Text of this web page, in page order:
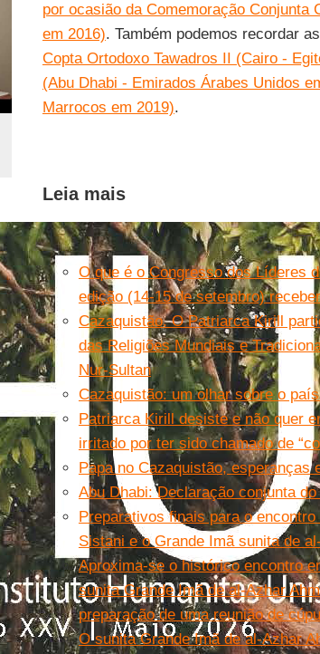
por ocasião da Comemoração Conjunta
em 2016). Também podemos recordar as
Copta Ortodoxo Tawadros II (Cairo -
(Abu Dhabi - Emirados Árabes Unidos
Marrocos em 2019).
Leia mais
O que é o Congresso dos Líderes
edição (14-15 de setembro)
Cazaquistão. O Patriarca Kirill
das Religiões Mundiais e
Nur-Sultan
Cazaquistão: um olhar sobre o
Patriarca Kirill desiste e não quer
irritado por ter sido chamado de
Papa no Cazaquistão, esperanças
Abu Dhabi: Declaração conjunta
Preparativos finais para o
Sistani e o Grande Imã sunita de
Aproxima-se o histórico encontro
sunita Grande Imã de al-Azhar
preparação de uma reunião de
O sunita Grande Imã de al-Azhar